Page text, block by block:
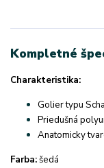
Kompletné
Charakteristika:
Golier typu
Priedušná
Anatomicky
Farba:šedá